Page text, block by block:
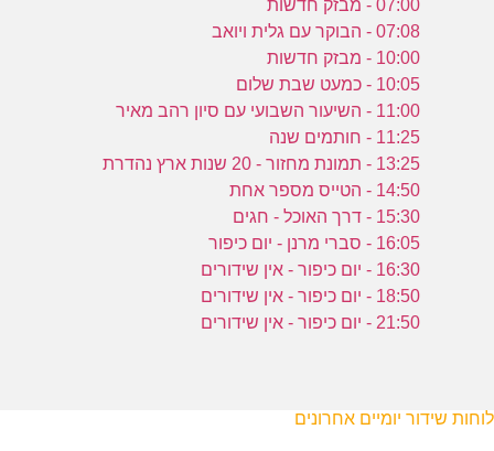
07:00 - מבזק חדשות
07:08 - הבוקר עם גלית ויואב
10:00 - מבזק חדשות
10:05 - כמעט שבת שלום
11:00 - השיעור השבועי עם סיון רהב מאיר
11:25 - חותמים שנה
13:25 - תמונת מחזור - 20 שנות ארץ נהדרת
14:50 - הטייס מספר אחת
15:30 - דרך האוכל - חגים
16:05 - סברי מרנן - יום כיפור
16:30 - יום כיפור - אין שידורים
18:50 - יום כיפור - אין שידורים
21:50 - יום כיפור - אין שידורים
לוחות שידור יומיים אחרונים